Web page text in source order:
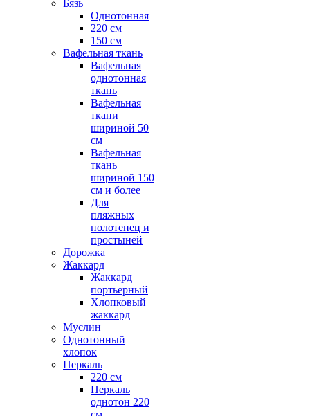
Бязь
Однотонная
220 см
150 см
Вафельная ткань
Вафельная
однотонная
ткань
Вафельная
ткани
шириной 50
см
Вафельная
ткань
шириной 150
см и более
Для
пляжных
полотенец и
простыней
Дорожка
Жаккард
Жаккард
портьерный
Хлопковый
жаккард
Муслин
Однотонный
хлопок
Перкаль
220 см
Перкаль
однотон 220